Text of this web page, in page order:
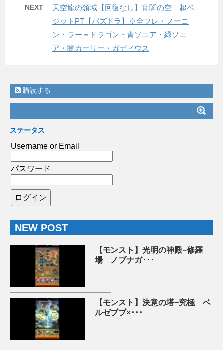
NEXT
天空龍の領域【回復なし】宵闇の空 超ベ
ジットPT【パズドラ】※全フレ・ノーコ
ン・ラー＝ドラゴン・青ソニア・緑ソニ
ア・闇カーリー・ガディウス
購読する
ステータス
Username or Email
パスワード
NEW POST
【モンスト】光明の神殿−修羅
場 ノブナガ･･･
【モンスト】決意の塔−究極 ベ
ルゼブブ×･･･